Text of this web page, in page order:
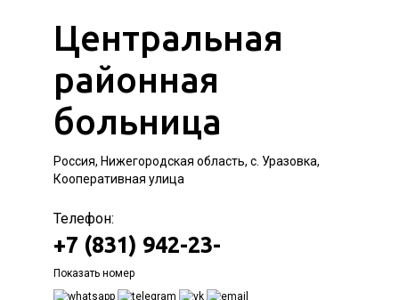
Центральная
районная
больница
Россия, Нижегородская область, с. Уразовка,
Кооперативная улица
Телефон:
+7 (831) 942-23-
Показать номер